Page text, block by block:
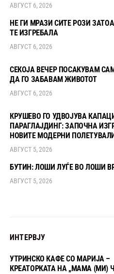
АВГУСТ 6, 2026
НЕ ГИ МРАЗИ СИТЕ РОЗИ
ТЕ ИЗГРЕБАЛА
АВГУСТ 6, 2026
СЕКОЈА ВЕЧЕР ПОСАКУВАМ
ДА ГО ЗАБАВАМ ЖИВОТОТ
АВГУСТ 6, 2026
КРУШЕВО ГО УДВОЈУВА
ПАРАГЛАЈДИНГ: ЗАПОЧНА
НОВИТЕ МОДЕРНИ
АВГУСТ 5, 2026
БУТИН: ЛОШИ ЛУЃЕ ВО ЛОШИ
АВГУСТ 5, 2026
ИНТЕРВЈУ
УТРИНСКО КАФЕ СО МАРИЈА –
КРЕАТОРКАТА НА „МАМА (МИ)